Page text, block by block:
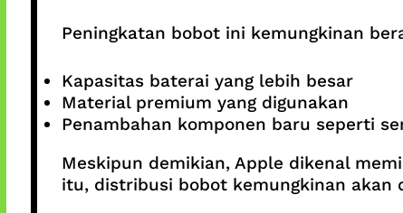
Peningkatan bobot ini kemungkinan
Kapasitas baterai yang lebih besar
Material premium yang digunakan
Penambahan komponen baru seperti
Meskipun demikian, Apple dikenal
itu, distribusi bobot kemungkinan akan